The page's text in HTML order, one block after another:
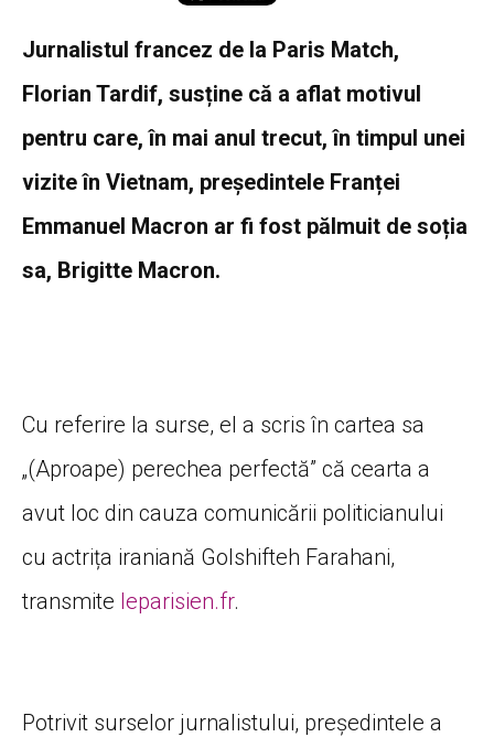
Jurnalistul francez de la Paris Match,
Florian Tardif, susține că a aflat motivul
pentru care, în mai anul trecut, în timpul unei
vizite în Vietnam, președintele Franței
Emmanuel Macron ar fi fost pălmuit de soția
sa, Brigitte Macron.
Cu referire la surse, el a scris în cartea sa
„(Aproape) perechea perfectă” că cearta a
avut loc din cauza comunicării politicianului
cu actrița iraniană Golshifteh Farahani,
transmite leparisien.fr.
Potrivit surselor jurnalistului, președintele a